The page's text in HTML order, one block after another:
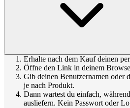
Erhalte nach dem Kauf deinen
Öffne den Link in deinem
Gib deinen Benutzernamen oder
je nach Produkt.
Dann wartest du einfach,
ausliefern. Kein Passwort oder